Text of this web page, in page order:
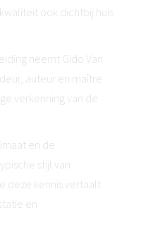
ook dichtbij huis
neemt Gido Van
auteur en maître
verkenning van de
en de
stijl van
deze kennis vertaalt
en